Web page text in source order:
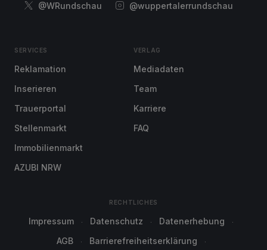
@WRundschau
@wuppertalerrundschau
SERVICES
Reklamation
Inserieren
Trauerportal
Stellenmarkt
Immobilienmarkt
AZUBI NRW
VERLAG
Mediadaten
Team
Karriere
FAQ
RECHTLICHES
Impressum Datenschutz
Datenerhebung
AGB
Barrierefreiheitserklärung